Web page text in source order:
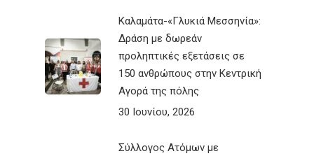
Καλαμάτα-«Γλυκιά Μεσσηνία»:
Δράση με δωρεάν
προληπτικές εξετάσεις σε
150 ανθρώπους στην Κεντρική
Αγορά της πόλης
30 Ιουνίου, 2026
Σύλλογος Ατόμων με